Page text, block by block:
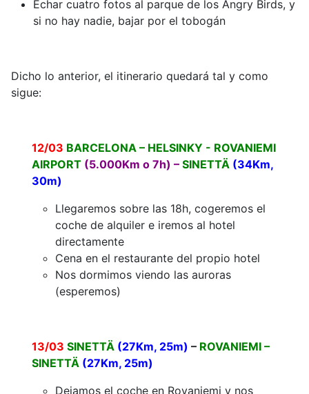
Echar cuatro fotos al parque de los Angry Birds, y
si no hay nadie, bajar por el tobogán
Dicho lo anterior, el itinerario quedará tal y como
sigue:
12/03 BARCELONA – HELSINKY - ROVANIEMI
AIRPORT (5.000Km o 7h) – SINETTÄ (34Km,
30m)
Llegaremos sobre las 18h, cogeremos el
coche de alquiler e iremos al hotel
directamente
Cena en el restaurante del propio hotel
Nos dormimos viendo las auroras
(esperemos)
13/03 SINETTÄ (27Km, 25m) – ROVANIEMI –
SINETTÄ (27Km, 25m)
Dejamos el coche en Rovaniemi y nos